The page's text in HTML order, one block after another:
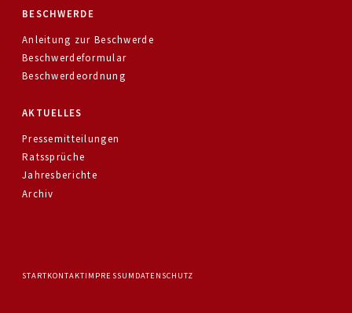
BESCHWERDE
Anleitung zur Beschwerde
Beschwerdeformular
Beschwerdeordnung
AKTUELLES
Pressemitteilungen
Ratssprüche
Jahresberichte
Archiv
STARTKONTAKTIMPRESSUM DATENSCHUTZ